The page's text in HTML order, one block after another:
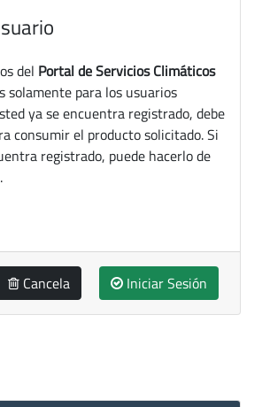
del Portal de Servicios Climáticos
solamente para los usuarios
ya se encuentra registrado, debe
consumir el producto solicitado. Si
registrado, puede hacerlo de
Cancela Iniciar Sesión